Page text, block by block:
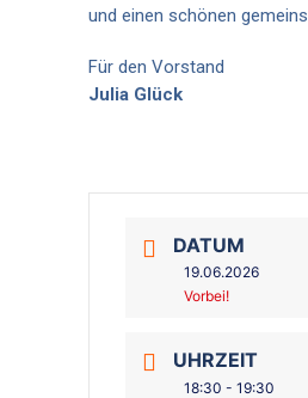
und einen schönen
Für den Vorstand
Julia Glück
DATUM
19.06.2026
Vorbei!
UHRZEIT
18:30 - 19:30